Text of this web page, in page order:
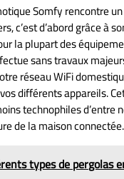
Somfy rencontre
c’est d’abord grâce à
la plupart des
sans travaux
réseau WiFi
différents appareils.
technophiles d’entre
de la maison connectée.
types de pergolas